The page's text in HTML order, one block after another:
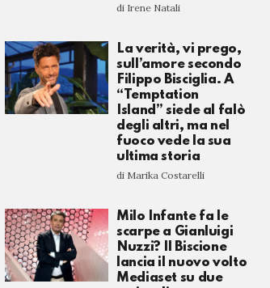
di Irene Natali
La verità, vi prego,
sull’amore secondo
Filippo Bisciglia. A
“Temptation
Island” siede al falò
degli altri, ma nel
fuoco vede la sua
ultima storia
di Marika Costarelli
Milo Infante fa le
scarpe a Gianluigi
Nuzzi? Il Biscione
lancia il nuovo volto
Mediaset su due